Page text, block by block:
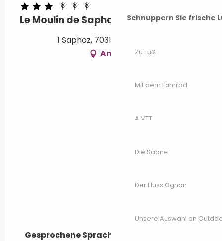
Schnuppern Sie frische
Zu Fuß
Mit dem Fahrrad
A VTT
Die Saône
Der Fluss Ognon
Unsere Auswahl an
Le Moulin de Saphoz
1 Saphoz, 70310 Esmoulières
Anfahrt
Gesprochene Sprachen
Gesprochene Sprachen